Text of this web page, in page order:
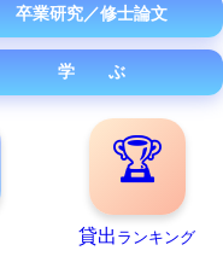
卒業研究／修士論文
学 ぶ
🏆
貸出 ランキング